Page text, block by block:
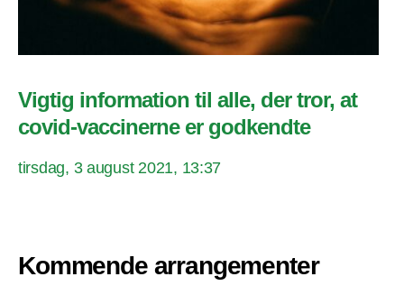
Vigtig information til alle, der tror, at
covid-vaccinerne er godkendte
tirsdag, 3 august 2021, 13:37
Kommende arrangementer